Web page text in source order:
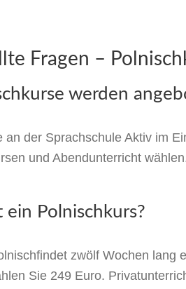
Fragen –
werden
an der Sprachschule Aktiv im
und Abendunterricht
Polnischkurs?
zwölf Wochen lang
Sie 249 Euro.